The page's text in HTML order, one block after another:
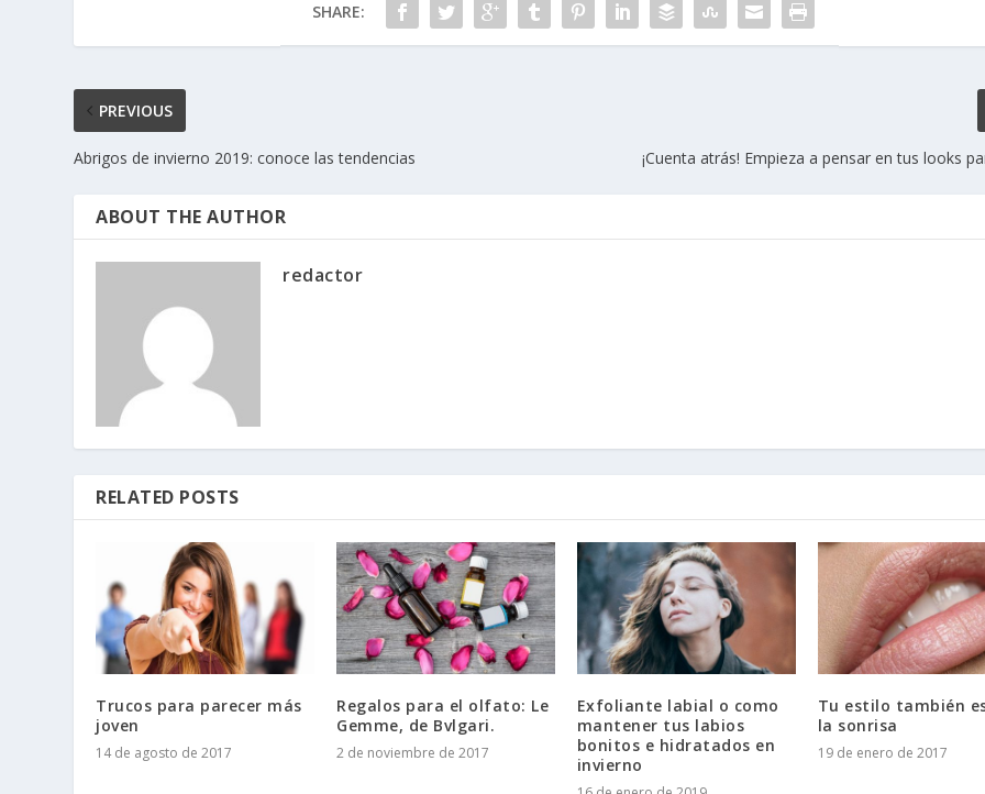
SHARE:
PREVIOUS
Abrigos de invierno 2019: conoce las tendencias ¡Cuenta atrás! Empieza a pensar en tus looks
ABOUT THE AUTHOR
redactor
RELATED POSTS
Trucos para parecer más
joven
14 de agosto de 2017
Regalos para el olfato: Le
Gemme, de Bvlgari.
2 de noviembre de 2017
Exfoliante labial o como
mantener tus labios
bonitos e hidratados en
invierno
Tu estilo también
la sonrisa
19 de enero de 2017